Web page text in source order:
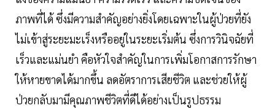
ภาพที่ได้ ซึ่งมีความสำคัญอย่างยิ่งโดยเฉพาะในผู้ป่วยที่ยัง
ไม่เข้าสู่ระยะมะเร็งหรืออยู่ในระยะเริ่มต้น ซึ่งการวินิจฉัยที่
เร็วและแม่นยำ คือหัวใจสำคัญในการเพิ่มโอกาสการรักษา
ให้หายขาดได้มากขึ้น ลดอัตราการเสียชีวิต และช่วยให้ผู้
ป่วยกลับมามีคุณภาพชีวิตที่ดีได้อย่างเป็นรูปธรรม